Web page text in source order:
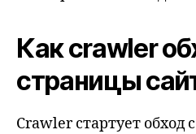
Как crawler
страницы
Crawler стартует обход